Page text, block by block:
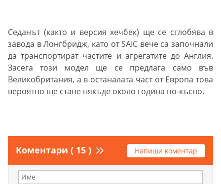
Седанът (както и версия хечбек) ще се сглобява в
завода в Лонгбридж, като от SAIC вече са започнали
да транспортират частите и агрегатите до Англия.
Засега този модел ще се предлага само във
Великобритания, а в останалата част от Европа това
вероятно ще стане някъде около година по-късно.
Коментари ( 15 ) Напиши коментар